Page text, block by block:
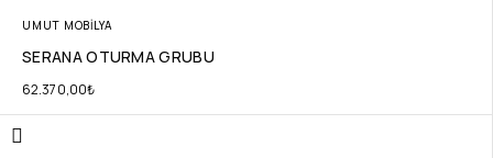
UMUT MOBİLYA
SERANA OTURMA GRUBU
62.370,00₺